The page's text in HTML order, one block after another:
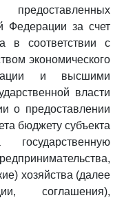
предоставленных
Федерации за счет
в соответствии с
экономического
и высшими
власти
о предоставлении
бюджету субъекта
хозяйства (далее
соглашения),